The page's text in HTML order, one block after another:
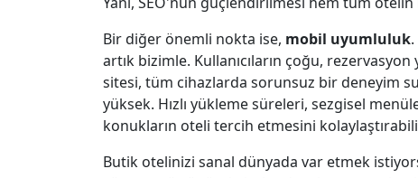
Bir diğer önemli nokta ise, mobil uyumluluk
artık bizimle. Kullanıcıların çoğu,
sitesi, tüm cihazlarda sorunsuz bir deneyim
yüksek. Hızlı yükleme süreleri, sezgisel
konukların oteli tercih etmesini
Butik otelinizi sanal dünyada var etmek